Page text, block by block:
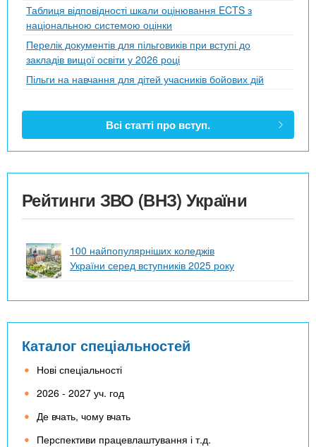
Таблиця відповідності шкали оцінювання ECTS з
національною системою оцінки
Перелік документів для пільговиків при вступі до
закладів вищої освіти у 2026 році
Пільги на навчання для дітей учасників бойових дій
Всі статті про вступ.
Рейтинги ЗВО (ВНЗ) України
100 найпопулярніших коледжів
України серед вступників 2025 року
Каталог спеціальностей
Нові спеціальності
2026 - 2027 уч. год
Де вчать, чому вчать
Перспективи працевлаштування і т.д.